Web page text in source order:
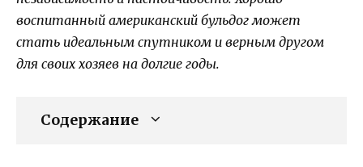
воспитанный американский бульдог может
стать идеальным спутником и верным другом
для своих хозяев на долгие годы.
Содержание